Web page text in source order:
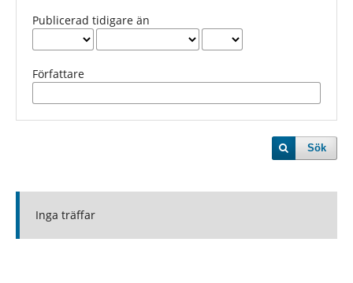
Publicerad tidigare än
Författare
Sök
Inga träffar